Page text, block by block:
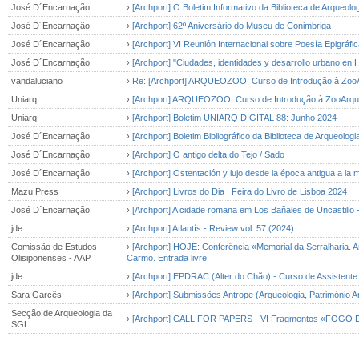
José D´Encarnação
› [Archport] O Boletim Informativo da Biblioteca de
José D´Encarnação
› [Archport] 62º Aniversário do Museu de Conimbriga
José D´Encarnação
› [Archport] VI Reunión Internacional sobre Poesía
José D´Encarnação
› [Archport] "Ciudades, identidades y desarrollo urbano en
vandaluciano
› Re: [Archport] ARQUEOZOO: Curso de Introdução à
Uniarq
› [Archport] ARQUEOZOO: Curso de Introdução à
Uniarq
› [Archport] Boletim UNIARQ DIGITAL 88: Junho 2024
José D´Encarnação
› [Archport] Boletim Bibliográfico da Biblioteca de
José D´Encarnação
› [Archport] O antigo delta do Tejo / Sado
José D´Encarnação
› [Archport] Ostentación y lujo desde la época antigua a la
Mazu Press
› [Archport] Livros do Dia | Feira do Livro de Lisboa 2024
José D´Encarnação
› [Archport] A cidade romana em Los Bañales de Uncastillo
jde
› [Archport] Atlantís - Review vol. 57 (2024)
Comissão de Estudos
Olisiponenses - AAP
› [Archport] HOJE: Conferência «Memorial da Serralharia.
Carmo. Entrada livre.
jde
› [Archport] EPDRAC (Alter do Chão) - Curso de Assistente
Sara Garcês
› [Archport] Submissões Antrope (Arqueologia, Património
Secção de Arqueologia da
SGL
› [Archport] CALL FOR PAPERS - VI Fragmentos «FOGO